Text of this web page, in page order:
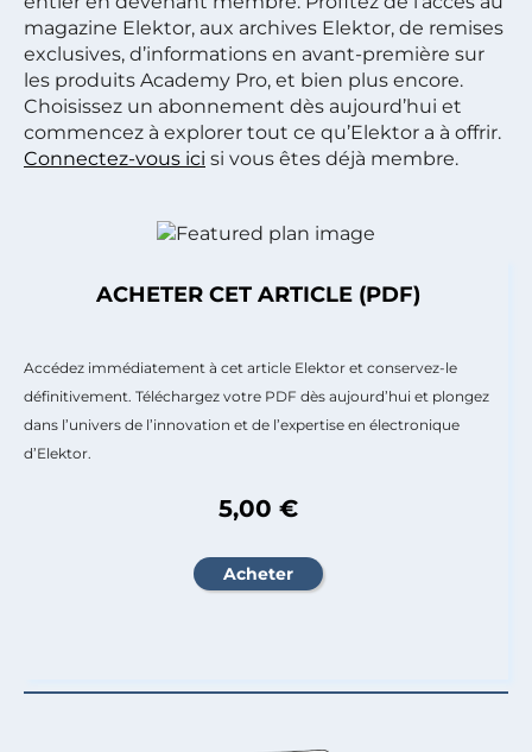
magazine Elektor, aux archives Elektor, de remises
exclusives, d’informations en avant-première sur
les produits Academy Pro, et bien plus encore.
Choisissez un abonnement dès aujourd’hui et
commencez à explorer tout ce qu’Elektor a à offrir.
Connectez-vous ici si vous êtes déjà membre.
ACHETER CET ARTICLE (PDF)
Accédez immédiatement à cet article Elektor et conservez-le
définitivement. Téléchargez votre PDF dès aujourd’hui et plongez
dans l’univers de l’innovation et de l’expertise en électronique
d’Elektor.
5,00 €